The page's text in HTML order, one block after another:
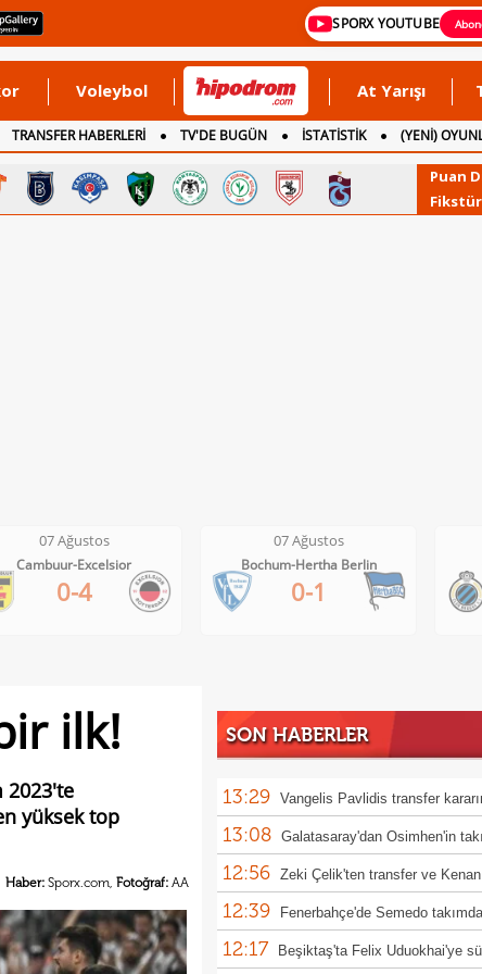
SPORX YOUTUBE
Voleybol At Yarışı
TRANSFER HABERLERİ TV'DE BUGÜN İSTATİSTİK
(YENİ)
Puan
Fikstür
07 Ağustos
Bochum-Hertha Berlin
0-1
07 Ağustos
Club Brugge-Kortrijk
3-0
ilk!
2023'te
yüksek top
Haber: Sporx.com, Fotoğraf: AA
SON HABERLER
13:29 Vangelis Pavlidis transfer
sonunda verdi!
13:08 Galatasaray'dan Osimhen'in
arkadaşına teklif hazırlığı!
12:56 Zeki Çelik'ten transfer ve Kenan
itirafı!
12:39 Fenerbahçe'de Semedo
ayrılabilir! İşte nedeni
12:17 Beşiktaş'ta Felix Uduokhai'ye